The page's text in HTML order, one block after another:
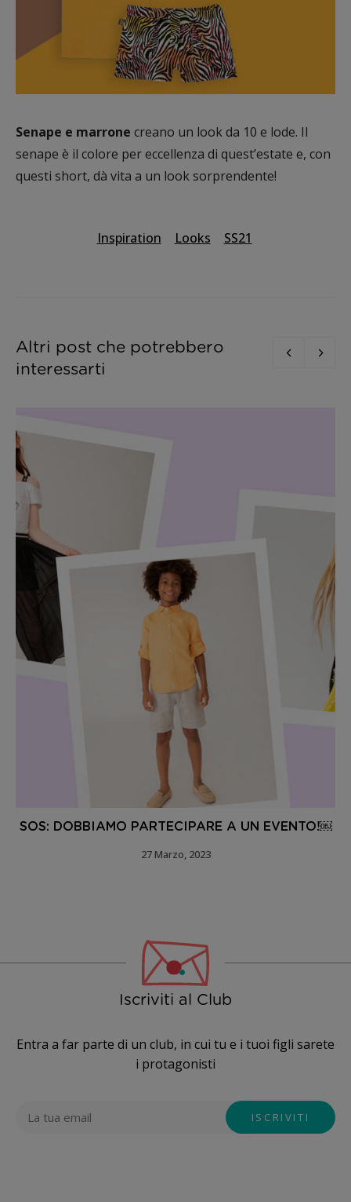
Senape e marrone creano un look da 10 e lode. Il
senape è il colore per eccellenza di quest’estate e, con
questi short, dà vita a un look sorprendente!
Inspiration Looks SS21
Altri post che potrebbero
interessarti
SOS: DOBBIAMO PARTECIPARE A UN EVENTO!￼
27 Marzo, 2023
Iscriviti al Club
Entra a far parte di un club, in cui tu e i tuoi figli sarete
i protagonisti